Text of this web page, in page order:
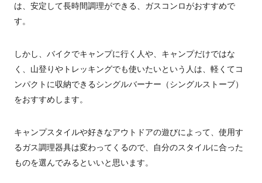
は、安定して長時間調理ができる、ガスコンロがおすすめで
す。
しかし、バイクでキャンプに行く人や、キャンプだけではな
く、山登りやトレッキングでも使いたいという人は、軽くてコ
ンパクトに収納できるシングルバーナー（シングルストーブ）
をおすすめします。
キャンプスタイルや好きなアウトドアの遊びによって、使用す
るガス調理器具は変わってくるので、自分のスタイルに合った
ものを選んでみるといいと思います。